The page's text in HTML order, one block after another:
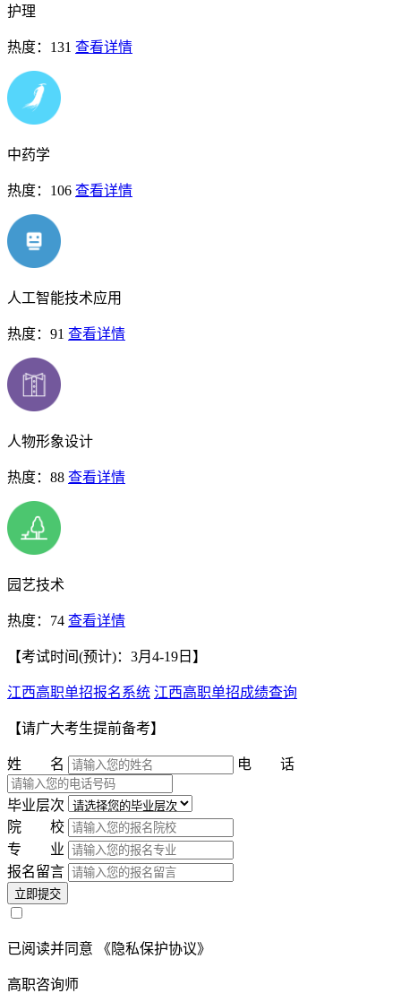
护理
热度：131 查看详情
中药学
热度：106 查看详情
人工智能技术应用
热度：91 查看详情
人物形象设计
热度：88 查看详情
园艺技术
热度：74 查看详情
【考试时间(预计)：3月4-19日】
江西高职单招报名系统 江西高职单招成绩查询
【请广大考生提前备考】
姓 名 电 话
毕业层次
院 校
专 业
报名留言
立即提交
已阅读并同意 《隐私保护协议》
高职咨询师